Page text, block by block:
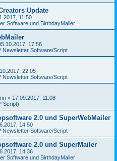
Update
11:50
Software und BirthdayMailer
17:56
Newsletter Software/Script
22:05
Newsletter Software/Script
« 17.09.2017, 11:08
Script)
2.0 und SuperWebMailer
14:50
Newsletter Software/Script
2.0 und SuperMailer
14:36
Software und BirthdayMailer